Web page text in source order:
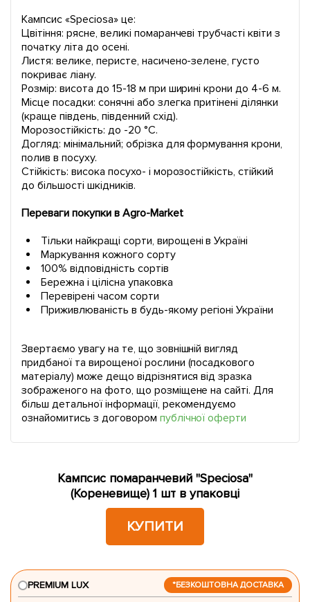
Кампсис «Speciosa» це:
Цвітіння: рясне, великі помаранчеві трубчасті квіти з
початку літа до осені.
Листя: велике, перисте, насичено-зелене, густо
покриває ліану.
Розмір: висота до 15-18 м при ширині крони до 4-6 м.
Місце посадки: сонячні або злегка притінені ділянки
(краще південь, південний схід).
Морозостійкість: до -20 °C.
Догляд: мінімальний; обрізка для формування крони,
полив в посуху.
Стійкість: висока посухо- і морозостійкість, стійкий
до більшості шкідників.
Переваги покупки в Agro-Market
Тільки найкращі сорти, вирощені в Україні
Маркування кожного сорту
100% відповідність сортів
Бережна і цілісна упаковка
Перевірені часом сорти
Приживлюваність в будь-якому регіоні України
Звертаємо увагу на те, що зовнішній вигляд
придбаної та вирощеної рослини (посадкового
матеріалу) може дещо відрізнятися від зразка
зображеного на фото, що розміщене на сайті. Для
більш детальної інформації, рекомендуємо
ознайомитись з договором публічної оферти
Кампсис помаранчевий "Speciosa"
(Кореневище) 1 шт в упаковці
КУПИТИ
*БЕЗКОШТОВНА ДОСТАВКА
PREMIUM LUX